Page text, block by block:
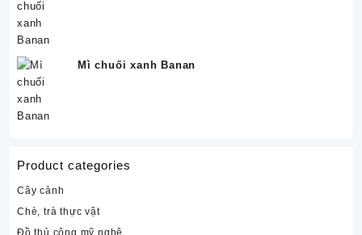
Mì chuối xanh Banan
Product categories
Cây cảnh
Chè, trà thực vật
Đồ thủ công mỹ nghệ